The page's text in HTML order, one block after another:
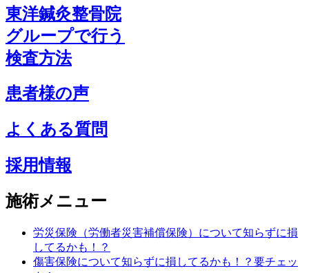
東洋鍼灸整骨院
グループで行う
検査方法
患者様の声
よくある質問
採用情報
施術メニュー
労災保険（労働者災害補償保険）について知らずに損
してるかも！？
傷害保険について知らずに損してるかも！？要チェッ